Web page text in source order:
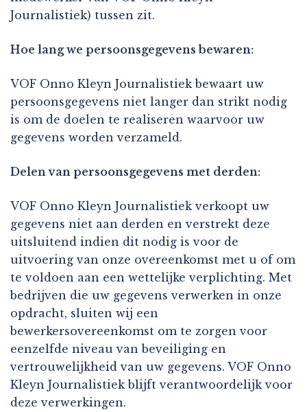
Journalistiek) tussen zit.
Hoe lang we persoonsgegevens bewaren:
VOF Onno Kleyn Journalistiek bewaart uw
persoonsgegevens niet langer dan strikt nodig
is om de doelen te realiseren waarvoor uw
gegevens worden verzameld.
Delen van persoonsgegevens met derden:
VOF Onno Kleyn Journalistiek verkoopt uw
gegevens niet aan derden en verstrekt deze
uitsluitend indien dit nodig is voor de
uitvoering van onze overeenkomst met u of om
te voldoen aan een wettelijke verplichting. Met
bedrijven die uw gegevens verwerken in onze
opdracht, sluiten wij een
bewerkersovereenkomst om te zorgen voor
eenzelfde niveau van beveiliging en
vertrouwelijkheid van uw gegevens. VOF Onno
Kleyn Journalistiek blijft verantwoordelijk voor
deze verwerkingen.